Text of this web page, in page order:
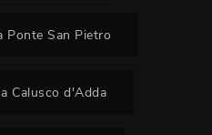
Ponte San Pietro
Calusco d'Adda